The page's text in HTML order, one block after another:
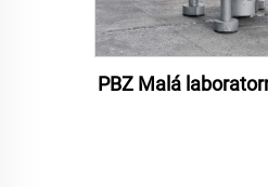
PBZ Malá